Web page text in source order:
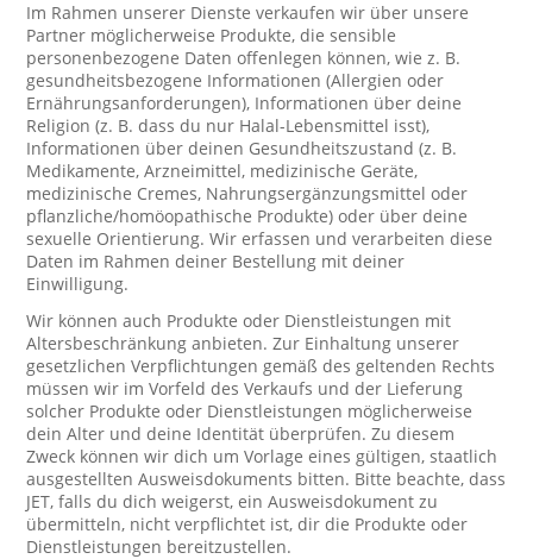
Im Rahmen unserer Dienste verkaufen wir über unsere
Partner möglicherweise Produkte, die sensible
personenbezogene Daten offenlegen können, wie z. B.
gesundheitsbezogene Informationen (Allergien oder
Ernährungsanforderungen), Informationen über deine
Religion (z. B. dass du nur Halal-Lebensmittel isst),
Informationen über deinen Gesundheitszustand (z. B.
Medikamente, Arzneimittel, medizinische Geräte,
medizinische Cremes, Nahrungsergänzungsmittel oder
pflanzliche/homöopathische Produkte) oder über deine
sexuelle Orientierung. Wir erfassen und verarbeiten diese
Daten im Rahmen deiner Bestellung mit deiner
Einwilligung.
Wir können auch Produkte oder Dienstleistungen mit
Altersbeschränkung anbieten. Zur Einhaltung unserer
gesetzlichen Verpflichtungen gemäß des geltenden Rechts
müssen wir im Vorfeld des Verkaufs und der Lieferung
solcher Produkte oder Dienstleistungen möglicherweise
dein Alter und deine Identität überprüfen. Zu diesem
Zweck können wir dich um Vorlage eines gültigen, staatlich
ausgestellten Ausweisdokuments bitten. Bitte beachte, dass
JET, falls du dich weigerst, ein Ausweisdokument zu
übermitteln, nicht verpflichtet ist, dir die Produkte oder
Dienstleistungen bereitzustellen.